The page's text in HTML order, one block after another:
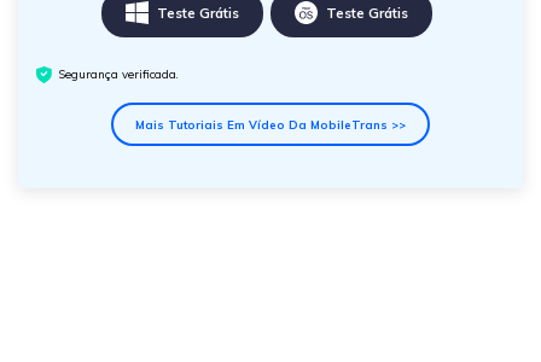
Teste Grátis Teste Grátis
Segurança verificada.
Mais Tutoriais Em Vídeo Da MobileTrans >>